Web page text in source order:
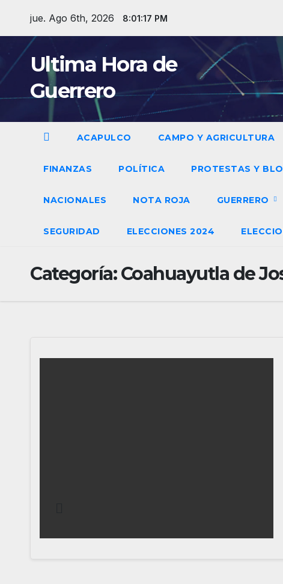
contenido
jue. Ago 6th, 2026 8:01:18 PM
Ultima Hora de
Guerrero
ACAPULCO CAMPO Y AGRICULTURA
FINANZAS POLÍTICA PROTESTAS Y
NACIONALES NOTA ROJA GUERRERO
SEGURIDAD ELECCIONES 2024
Categoría:Coahuayutla de